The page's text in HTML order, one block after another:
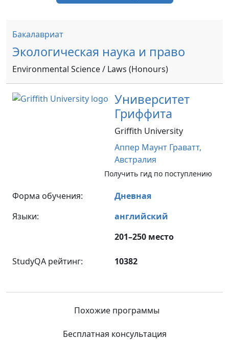
Бакалавриат
Экологическая наука и право
Environmental Science / Laws (Honours)
Университет
Гриффита
Griffith University
Аппер Маунт Граватт,
Австралия
Получить гид по поступлению
Форма обучения:
Дневная
Языки:
английский
201–250 место
StudyQA рейтинг: 10382
Похожие программы
Бесплатная консультация